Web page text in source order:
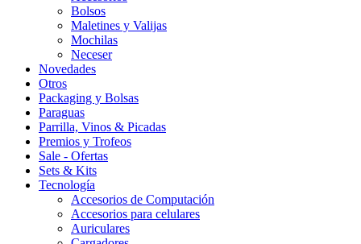
Bolsos
Maletines y Valijas
Mochilas
Neceser
Novedades
Otros
Packaging y Bolsas
Paraguas
Parrilla, Vinos & Picadas
Premios y Trofeos
Sale - Ofertas
Sets & Kits
Tecnología
Accesorios de Computación
Accesorios para celulares
Auriculares